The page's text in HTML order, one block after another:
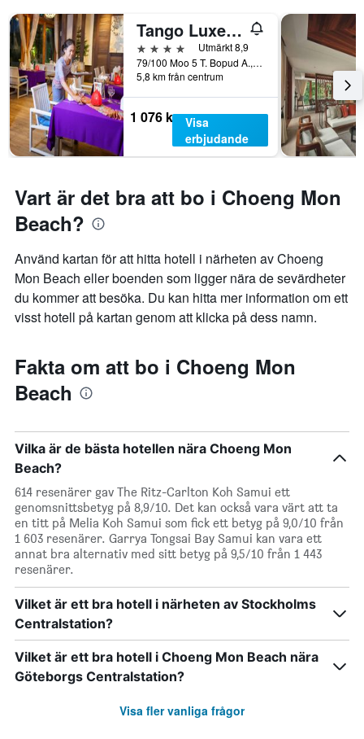
Tango Luxe Beach Villa Samui
4 stjärnor
Utmärkt 8,9
79/100 Moo 5 T. Bopud A., Ko Samui, Thailand
5,8 km från centrum
1 076 kr Visa
erbjudande
Vart är det bra att bo i Choeng Mon
Beach?
Använd kartan för att hitta hotell i närheten av Choeng
Mon Beach eller boenden som ligger nära de sevärdheter
du kommer att besöka. Du kan hitta mer information om ett
visst hotell på kartan genom att klicka på dess namn.
Fakta om att bo i Choeng Mon
Beach
Vilka är de bästa hotellen nära Choeng Mon
Beach?
614 resenärer gav The Ritz-Carlton Koh Samui ett
genomsnittsbetyg på 8,9/10. Det kan också vara värt att ta
en titt på Melia Koh Samui som fick ett betyg på 9,0/10 från
1 603 resenärer. Garrya Tongsai Bay Samui kan vara ett
annat bra alternativ med sitt betyg på 9,5/10 från 1 443
resenärer.
Vilket är ett bra hotell i närheten av Stockholms
Centralstation?
Vilket är ett bra hotell i Choeng Mon Beach nära
Göteborgs Centralstation?
Visa fler vanliga frågor